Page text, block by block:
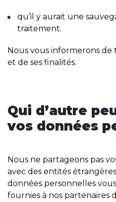
qu’il y aurait une
traitement.
Nous vous informerons
et de ses finalités.
Qui d’autre
vos données
Nous ne partageons pas
avec des entités
données personnelles
fournies à nos partenaires